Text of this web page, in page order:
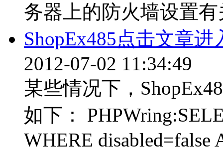
务器上的防火墙设置
ShopEx485点击文章
2012-07-02 11:34:49
某些情况下，
如下：
WHERE disabled=false